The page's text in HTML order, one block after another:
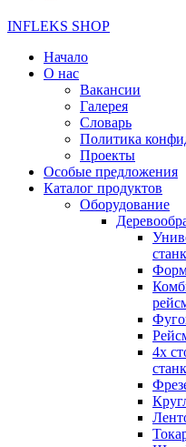
INFLEKS SHOP
Начало
О нас
Вакансии
Галерея
Словарь
Политика
Проекты
Особые предложения
Каталог продуктов
Оборудование
4х